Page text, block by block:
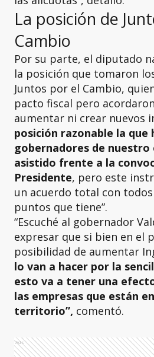
La posición de
Cambio
Por su parte, el diputado
la posición que tomaron
Juntos por el Cambio,
pacto fiscal pero
aumentar ni crear nuevos
posición razonable la que
gobernadores de nuestro
asistido frente a la
Presidente, pero este
un acuerdo total con
puntos que tiene”.
“Escuché al gobernador
expresar que si bien en el
posibilidad de aumentar
lo van a hacer por la
esto va a tener una
las empresas que están
territorio”, comentó.
Ads